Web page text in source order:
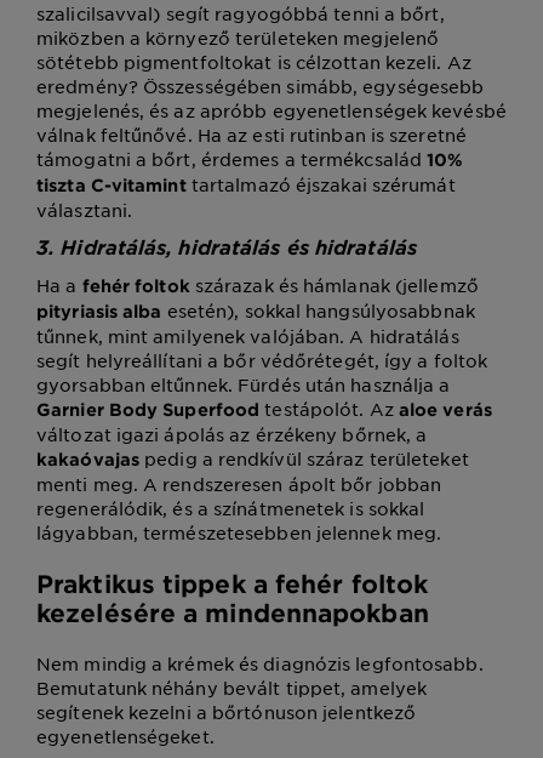
szalicilsavval) segít ragyogóbbá tenni a bőrt,
miközben a környező területeken megjelenő
sötétebb pigmentfoltokat is célzottan kezeli. Az
eredmény? Összességében simább, egységesebb
megjelenés, és az apróbb egyenetlenségek kevésbé
válnak feltűnővé. Ha az esti rutinban is szeretné
támogatni a bőrt, érdemes a termékcsalád10%
tiszta C-vitaminttartalmazó éjszakai szérumát
választani.
3. Hidratálás, hidratálás és hidratálás
Ha a fehér foltok szárazak és hámlanak (jellemző
pityriasis alba esetén), sokkal hangsúlyosabbnak
tűnnek, mint amilyenek valójában. A hidratálás
segít helyreállítani a bőr védőrétegét, így a foltok
gyorsabban eltűnnek. Fürdés után használja a
Garnier Body Superfood testápolót. Az aloe verás
változat igazi ápolás az érzékeny bőrnek, a
kakaóvajas pedig a rendkívül száraz területeket
menti meg. A rendszeresen ápolt bőr jobban
regenerálódik, és a színátmenetek is sokkal
lágyabban, természetesebben jelennek meg.
Praktikus tippek a fehér foltok
kezelésére a mindennapokban
Nem mindig a krémek és diagnózis legfontosabb.
Bemutatunk néhány bevált tippet, amelyek
segítenek kezelni a bőrtónuson jelentkező
egyenetlenségeket.